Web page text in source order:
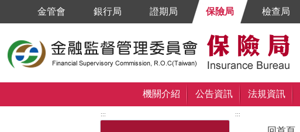
跳到主要內容區塊
金管會 銀行局 證期局 保險局 檢查局
機關介紹 公告資訊 法規資訊
::: :::